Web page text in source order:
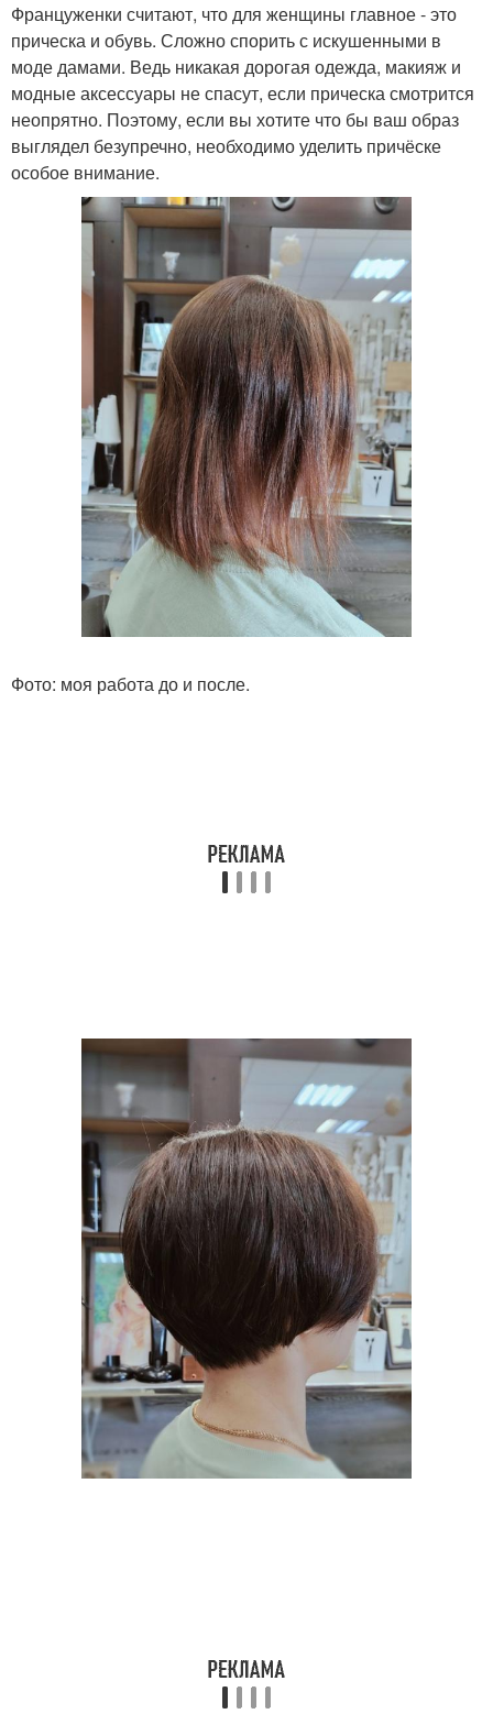
Француженки считают, что для женщины главное - это
прическа и обувь. Сложно спорить с искушенными в
моде дамами. Ведь никакая дорогая одежда, макияж и
модные аксессуары не спасут, если прическа смотрится
неопрятно. Поэтому, если вы хотите что бы ваш образ
выглядел безупречно, необходимо уделить причёске
особое внимание.
Фото: моя работа до и после.